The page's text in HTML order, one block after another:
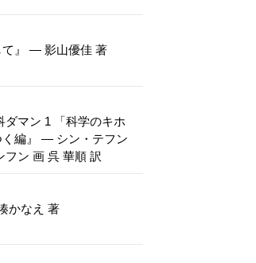
て』 — 影山優佳 著
ダマン 1 「科学のキホ
く編』 — シン・テフン
フン 画 呉 華順 訳
かなえ 著